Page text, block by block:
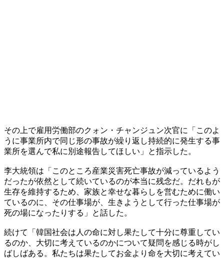
その上で雇用労働部のクォン・チャンジュン次官に「このよ
うに事業所内で同じ形の事故が繰り返し持続的に発生する事
業所を選んで私に別途報告してほしい」と指示した。
李大統領は「このところ産業災害死亡事故が減っているよう
だったが依然として続いているのが本当に残念だ。だれもが
生存を維持するため、家族と幸せな暮らしを営むために働い
ているのに、その仕事場が、生きようとして行った仕事場が
死の場になったりする」と話した。
続けて「韓国社会は人の命に対し果たして十分に尊重してい
るのか、大切に考えているのかについて疑問を感じる時がし
ばしばある。私たちは果たしてお金より命を大切に考えてい